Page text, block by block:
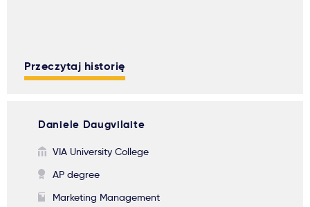
Przeczytaj historię
Daniele Daugvilaite
VIA University College
AP degree
Marketing Management